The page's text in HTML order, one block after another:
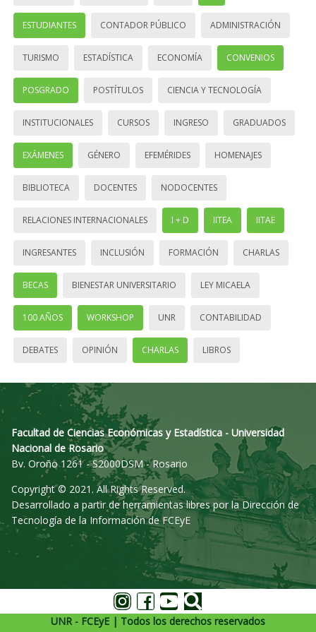
ESTUDIANTES CONTADOR PÚBLICO ADMINISTRACIÓN
TURISMO ESTADÍSTICA ECONOMÍA CONVENIOS
POSGRADO POSTÍTULOS CIENCIA Y TECNOLOGÍA
INSTITUCIONALES CURSOS INGRESO GRADUADOS
EXÁMENES GÉNERO EFEMÉRIDES HOMENAJES
BIBLIOTECA DOCENTES NODOCENTES
RELACIONES INTERNACIONALES I + D IITEA IITAE
INGRESANTES INCLUSIÓN FORMACIÓN CHARLAS
BECAS BIENESTAR UNIVERSITARIO LEY MICAELA
100 AÑOS WORKSHOP UNR CONTABILIDAD
DEBATES OPINIÓN CHARLAS LIBROS
Facultad de Ciencias Económicas y Estadística - Universidad
Nacional de Rosario
Bv. Oroño 1261 - S2000DSM - Rosario
Copyright © 2021. All Rights Reserved.
Desarrollado a partir de herramientas libres por la Dirección de
Tecnología de la Información de FCEyE
UNR - FCEyE | Todos los derechos reservados